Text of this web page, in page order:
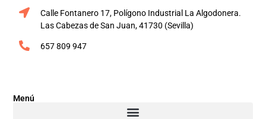
Calle Fontanero 17, Polígono Industrial La Algodonera.
Las Cabezas de San Juan, 41730 (Sevilla)
657 809 947
Menú